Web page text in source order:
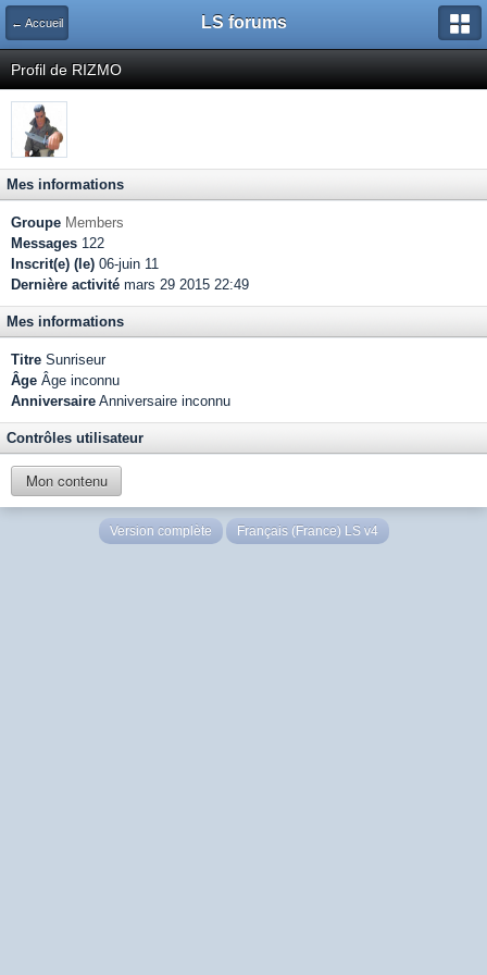
← Accueil LS forums
Profil de RIZMO
Mes informations
Groupe Members
Messages 122
Inscrit(e) (le) 06-juin 11
Dernière activité mars 29 2015 22:49
Mes informations
Titre Sunriseur
Âge Âge inconnu
Anniversaire Anniversaire inconnu
Contrôles utilisateur
Mon contenu
Version complète Français (France) LS v4